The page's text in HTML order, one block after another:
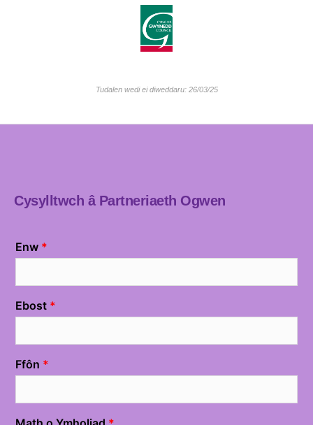
Tudalen wedi ei diweddaru: 26/03/25
Cysylltwch â Partneriaeth Ogwen